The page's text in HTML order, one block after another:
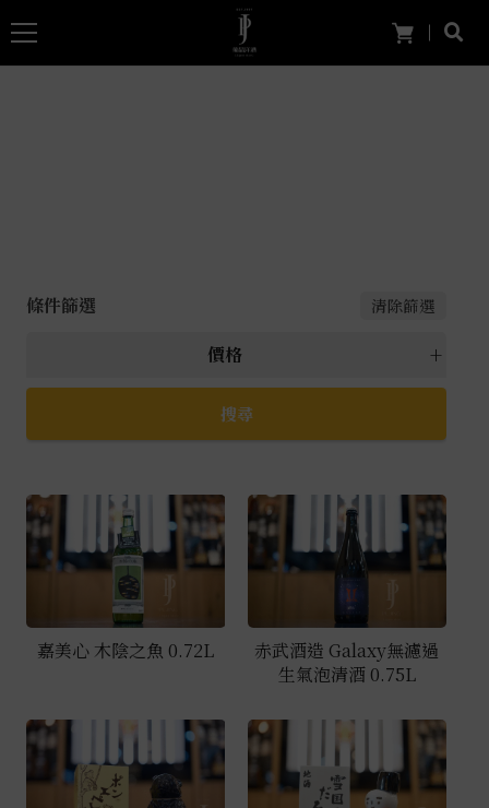
條件篩選 清除篩選
價格
所有 價格 萬元以上
5000元以上
3000元~3999元
999元以下
嘉美心 木陰之魚 0.72L
赤武酒造 Galaxy無濾過
生氣泡清酒 0.75L